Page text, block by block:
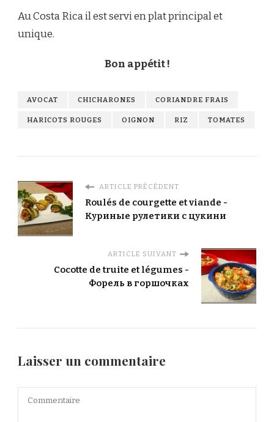
Au Costa Rica il est servi en plat principal et
unique.
Bon appétit !
AVOCAT CHICHARONES CORIANDRE FRAIS
HARICOTS ROUGES OIGNON RIZ TOMATES
ARTICLE PRÉCÉDENT
Roulés de courgette et viande -
Куриные рулетики с цукини
ARTICLE SUIVANT
Cocotte de truite et légumes -
Форель в горшочках
Laisser un commentaire